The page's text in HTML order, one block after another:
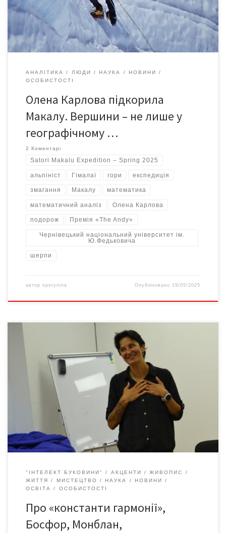
determination, and teamwork took you to the top of the world’s
5th-highest peak […]
АНАЛІТИКА ЛЮДИ НАУКА
НОВИНИ
ОСОБИСТОСТІ
Олена Карлова підкорила
Макалу. Вершини – не лише у
географічному …
2 Коментарі
Satori Makalu Expedition – Spring 2025
альпініст Гімалаї гори експедиція
змагання Макалу математика
математичний аналіз Олена Карлова
подорож Премія «The Andy»
Чернівецький національний університет ім.
Ю.Федьковича
шерпи
автор sporynina Опубліковано 19/05/2025
30 серпня 2024-го відбулося чергове засідання мистецького
клубу «Брама» в Гончаренко центр у Чернівцях. І вже вдруге у
«Брамі» спілкувалися з математиком Оленою Карловою. 27
червня 2024-го після 10-годинного підйому з притулку Гонелла
з італійського боку Монблану польсько-українська команда
стала на даху Європи. Олена Карлова вже побувала на
чотирьох вершинах […]
"ІНТЕЛЕКТ БУКОВИНИ" АКЦЕНТИ
ЖИВОПИС
ЖИТТЯ
МИСТЕЦТВО НАУКА
НОВИНИ
ОСВІТА
ОСОБИСТОСТІ
Про «константи гармонії»,
Босфор, Монблан,